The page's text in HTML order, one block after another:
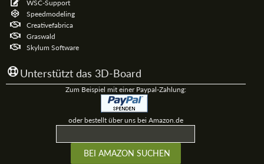
WSC-Support
Speedmodeling
Creativefabrica
Graswald
Skylum Software
Unterstützt das 3D-Board
Zum Beispiel mit einer Paypal-Zahlung:
oder bestellt über uns bei Amazon.de